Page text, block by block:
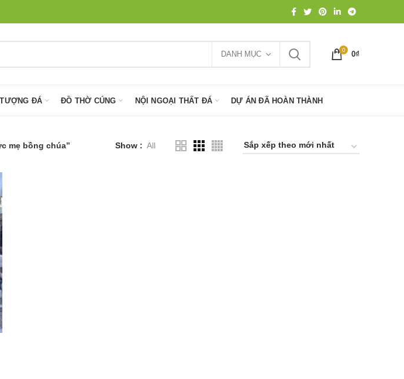
DANH MỤC 0 0₫
TƯỢNG ĐÁ ĐỒ THỜ CÚNG NỘI NGOẠI THẤT ĐÁ DỰ ÁN ĐÃ HOÀN THÀNH
mẹ bồng chúa” Show All